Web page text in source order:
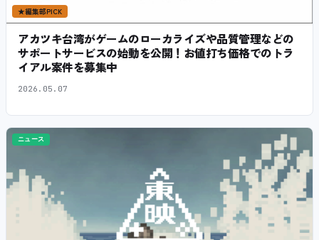
★編集部PICK
アカツキ台湾がゲームのローカライズや品質管理などの
サポートサービスの始動を公開！お値打ち価格でのトラ
イアル案件を募集中
2026.05.07
ニュース